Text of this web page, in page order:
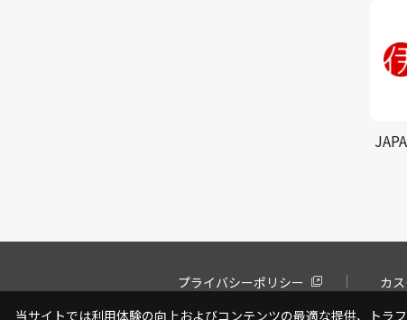
プライバシーポリシー カ
当サイトでは利用体験の向上およびコンテンツの最適な提供、トラ